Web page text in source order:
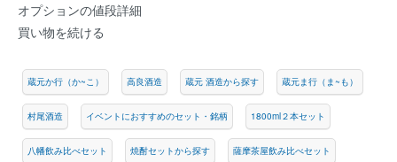
オプションの値段詳細
買い物を続ける
蔵元か行（か~こ） 高良酒造 蔵元 酒造から探す 蔵元ま行（ま~も）
村尾酒造 イベントにおすすめのセット・銘柄 1800ml２本セット
八幡飲み比べセット 焼酎セットから探す 薩摩茶屋飲み比べセット